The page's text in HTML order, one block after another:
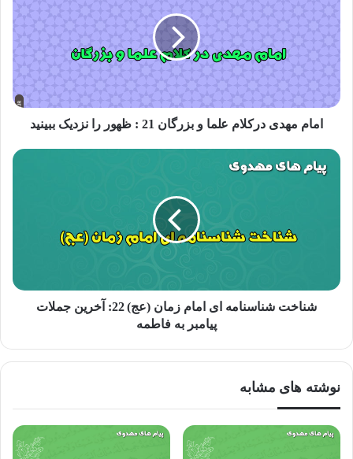
حتمی بودن خروج سفیانی
هوَ الَّذِی خَلَقَکُمْ مِنْ طِینٍ ثُمَّ قَضَى أَجَلًا وَ أَجَلٌ مُسَمًّى عِنْدَهُ ثُمَّ أَنْتُمْ
تَمْتَرُونَ [انعام/۲]
ترجمه: او کسى است که شما را از گِل آفرید، سپس مدتى را [برای
شما عمر] مقرر داشت و اجل حتمى نزد اوست. با این همه شما
[مشرکان در یگانگی و قدرت او] تردید مى ‏کنید.
آنگاه که امام باقر علیه السلام در توضیح این آیه فرمودند
أجَل داریم؛ حتمی و غیرحتمی»، حُمرانِ بْنِ أعْیَن عرض کرد: من
امام مهدی درکلام علما و بزرگان 21 : ظهور را نزدیک ببینید
شناخت شناسنامه ای امام زمان (عج) 22: آخرین جملات
پیامبر به فاطمه
نوشته های مشابه